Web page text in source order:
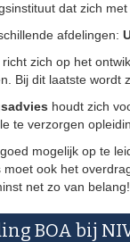
dat zich
afdelingen:
richt zich op het
Bij dit laatste wordt
houdt zich
te verzorgen
mogelijk op te
moet ook het
net zo van belang!
BOA bij